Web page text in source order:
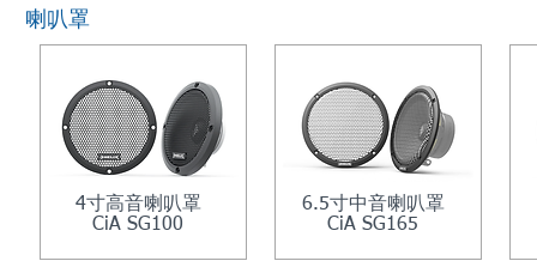
喇叭罩
4寸高音喇叭罩
CiA SG100
6.5寸中音喇叭罩
CiA SG165